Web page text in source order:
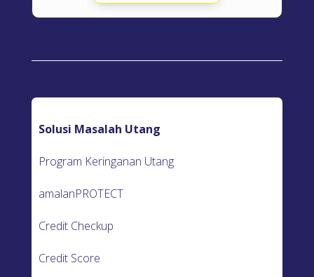
Solusi Masalah Utang
Program Keringanan Utang
amalanPROTECT
Credit Checkup
Credit Score